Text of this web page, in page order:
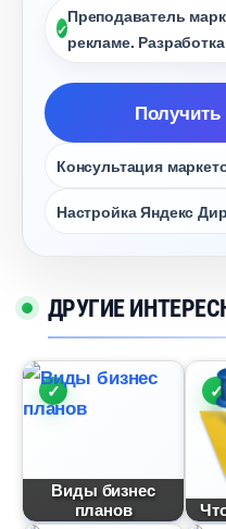
Преподаватель
рекламе.
Получить
Консультация
Настройка Яндекс
ДРУГИЕ
иды бизнес
плано